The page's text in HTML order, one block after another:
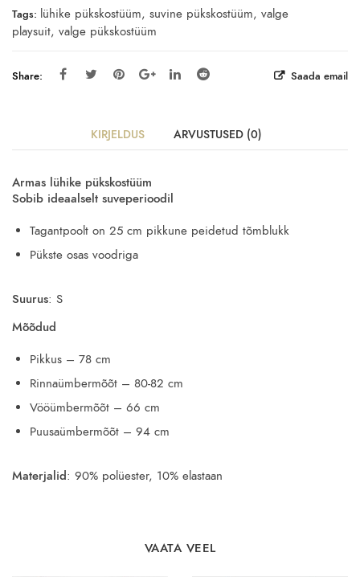
Tags: lühike pükskostüüm, suvine pükskostüüm, valge
playsuit, valge pükskostüüm
Share: Saada email
KIRJELDUS ARVUSTUSED (0)
Armas lühike pükskostüüm
Sobib ideaalselt suveperioodil
Tagantpoolt on 25 cm pikkune peidetud tõmblukk
Pükste osas voodriga
Suurus: S
Mõõdud
Pikkus – 78 cm
Rinnaümbermõõt – 80-82 cm
Vööümbermõõt – 66 cm
Puusaümbermõõt – 94 cm
Materjalid: 90% polüester, 10% elastaan
VAATA VEEL